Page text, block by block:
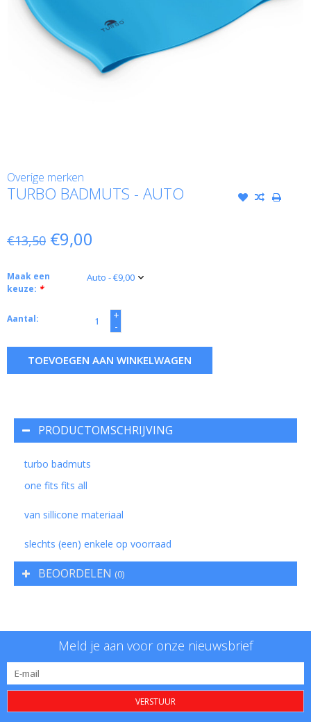
Overige merken
TURBO BADMUTS - AUTO
€13,50 €9,00
Maak een
keuze: *
Aantal:
+
-
TOEVOEGEN AAN WINKELWAGEN
PRODUCTOMSCHRIJVING
turbo badmuts
one fits fits all
van sillicone materiaal
slechts (een) enkele op voorraad
BEOORDELEN (0)
Meld je aan voor onze nieuwsbrief
VERSTUUR